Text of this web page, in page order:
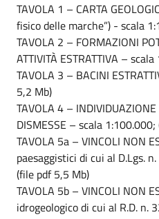
TAVOLA 1 – CARTA
fisico delle marche”) - scala
TAVOLA 2 – FORMAZIONI
ATTIVITÀ ESTRATTIVA –
TAVOLA 3 – BACINI
5,2 Mb)
TAVOLA 4 – INDIVIDUAZIONE
DISMESSE – scala
TAVOLA 5a – VINCOLI NON
paesaggistici di cui al D.Lgs.
(file pdf 5,5 Mb)
TAVOLA 5b – VINCOLI NON
idrogeologico di cui al R.D. n.